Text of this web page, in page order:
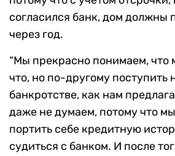
согласился банк, дом должны
через год.
“Мы прекрасно понимаем, что
что, но по-другому поступить
банкротстве, как нам
даже не думаем, потому что
портить себе кредитную
судиться с банком. И после